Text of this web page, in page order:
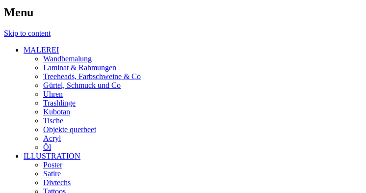
Menu
Skip to content
MALEREI
Wandbemalung
Laminat & Rahmungen
Treeheads, Farbschweine & Co
Gürtel, Schmuck und Co
Uhren
Trashlinge
Kubotan
Tische
Objekte querbeet
Acryl
Öl
ILLUSTRATION
Poster
Satire
Divtechs
Tattoos